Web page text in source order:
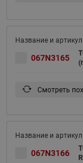
067N3165
Смотреть
067N3166